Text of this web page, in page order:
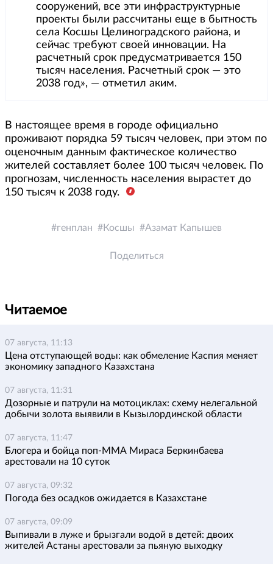
сооружений, все эти инфраструктурные
проекты были рассчитаны еще в бытность
села Косшы Целиноградского района, и
сейчас требуют своей инновации. На
расчетный срок предусматривается 150
тысяч населения. Расчетный срок — это
2038 год», — отметил аким.
В настоящее время в городе официально
проживают порядка 59 тысяч человек, при этом по
оценочным данным фактическое количество
жителей составляет более 100 тысяч человек. По
прогнозам, численность населения вырастет до
150 тысяч к 2038 году.
генплан Косшы Азамат Капышев
Поделиться
Читаемое
07 августа, 11:13
Цена отступающей воды: как обмеление Каспия меняет
экономику западного Казахстана
07 августа, 11:31
Дозорные и патрули на мотоциклах: схему нелегальной
добычи золота выявили в Кызылординской области
07 августа, 11:47
Блогера и бойца поп-ММА Мираса Беркинбаева
арестовали на 10 суток
07 августа, 09:32
Погода без осадков ожидается в Казахстане
07 августа, 09:09
Выпивали в луже и брызгали водой в детей: двоих
жителей Астаны арестовали за пьяную выходку